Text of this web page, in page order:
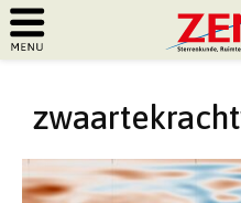
PRIMARY
MENU